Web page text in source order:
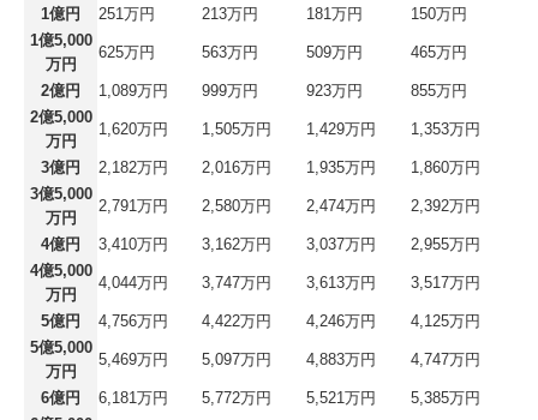
1億円
251万円 213万円 181万円
150万円
1億5,000
万円
625万円 563万円 509万円 465万円
2億円 1,089万円 999万円 923万円
855万円
2億5,000
万円
1,620万円 1,505万円 1,429万円 1,353万円
3億円 2,182万円 2,016万円 1,935万円
1,860万円
3億5,000
万円
2,791万円 2,580万円 2,474万円 2,392万円
4億円 3,410万円 3,162万円 3,037万円
2,955万円
4億5,000
万円
4,044万円 3,747万円 3,613万円 3,517万円
5億円 4,756万円 4,422万円 4,246万円
4,125万円
5億5,000
万円
5,469万円 5,097万円 4,883万円 4,747万円
6億円 6,181万円 5,772万円 5,521万円
5,385万円